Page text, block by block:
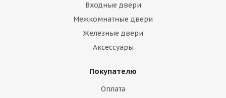
Входные двери
Межкомнатные двери
Железные двери
Аксессуары
Покупателю
Оплата